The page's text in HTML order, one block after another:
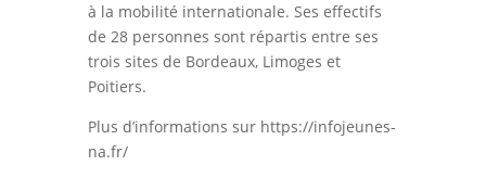
à la mobilité internationale. Ses effectifs
de 28 personnes sont répartis entre ses
trois sites de Bordeaux, Limoges et
Poitiers.
Plus d’informations sur https://infojeunes-
na.fr/